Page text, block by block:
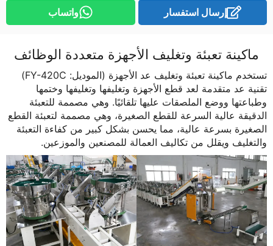
إرسال استفسار
واتساب
ماكينة تعبئة وتغليف الأجهزة متعددة الوظائف
تستخدم ماكينة تعبئة وتغليف عد الأجهزة (الموديل: FY-420C)
تقنية عد متقدمة لعد قطع الأجهزة وتغليفها وتغليفها وختمها
وطباعتها ووضع الملصقات عليها تلقائيًا. وهي مصممة للتعبئة
الدقيقة عالية السرعة للقطع الصغيرة، وهي مصممة لتعبئة القطع
الصغيرة بسرعة عالية، مما يحسن بشكل كبير من كفاءة التعبئة
والتغليف ويقلل من تكاليف العمالة للمصنعين والموزعين.